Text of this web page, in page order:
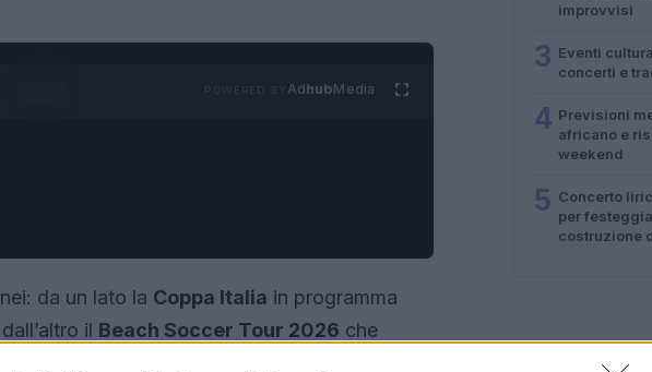
AdhubMedia
da un lato la Coppa Italia in programma
dall’altro il Beach Soccer Tour 2026 che
improvvisi
3 Eventi
concerti e
4 Previsioni
africano e
weekend
5 Concerto
per
costruzione